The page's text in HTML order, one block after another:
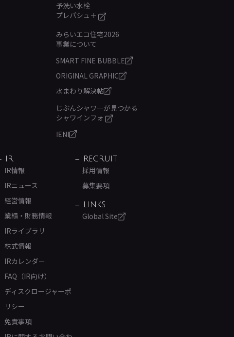
予洗い水栓
プレパシュ＋
みらいエコ住宅2026
事業について
SMART FINE BUBBLE
ORIGINAL GRAPHIC
水まわり解決帖
じぶんシャワーが見つかる
シャワインフォ
IENI
IR
IR情報
IRニュース
経営情報
業績・財務情報
IRライブラリ
株式情報
IRカレンダー
FAQ（IR向け）
ディスクロージャーポ
リシー
免責事項
RECRUIT
採用情報
募集要項
LINKS
Global Site